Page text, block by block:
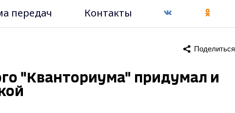
передач Контакты
Поделиться
"Кванториума" придумал и